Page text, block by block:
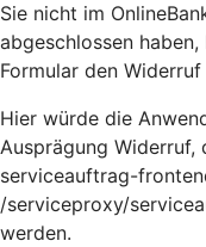
Sie nicht im
abgeschlossen
Formular den
Hier würde die
Ausprägung Widerruf,
serviceauftrag-
/serviceproxy/
werden.